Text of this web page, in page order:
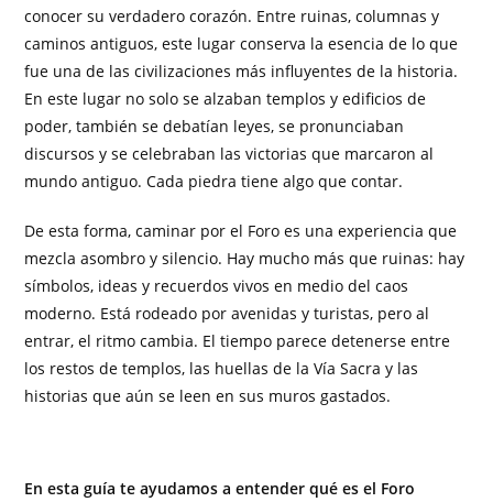
conocer su verdadero corazón. Entre ruinas, columnas y
caminos antiguos, este lugar conserva la esencia de lo que
fue una de las civilizaciones más influyentes de la historia.
En este lugar no solo se alzaban templos y edificios de
poder, también se debatían leyes, se pronunciaban
discursos y se celebraban las victorias que marcaron al
mundo antiguo. Cada piedra tiene algo que contar.
De esta forma, caminar por el Foro es una experiencia que
mezcla asombro y silencio. Hay mucho más que ruinas: hay
símbolos, ideas y recuerdos vivos en medio del caos
moderno. Está rodeado por avenidas y turistas, pero al
entrar, el ritmo cambia. El tiempo parece detenerse entre
los restos de templos, las huellas de la Vía Sacra y las
historias que aún se leen en sus muros gastados.
En esta guía te ayudamos a entender qué es el Foro